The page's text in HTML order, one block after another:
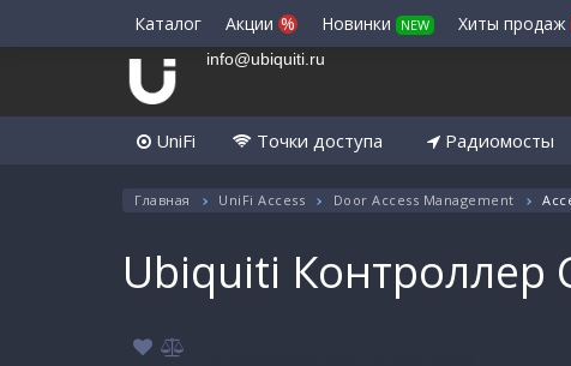
Каталог Акции % Новинки NEW Хиты продаж
info@ubiquiti.ru
UniFi Точки доступа Радиомосты
Главная UniFi Access Door Access Management
Ubiquiti Контроллер